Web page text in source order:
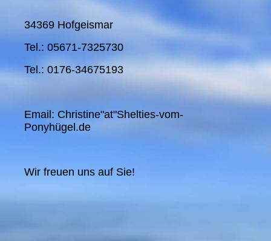
34369 Hofgeismar
Tel.: 05671-7325730
Tel.: 0176-34675193
Email: Christine"at"Shelties-vom-
Ponyhügel.de
Wir freuen uns auf Sie!